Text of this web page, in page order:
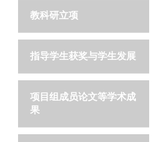
教科研立项
指导学生获奖与学生发展
项目组成员论文等学术成
果